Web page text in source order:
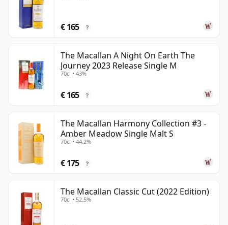
€ 165 ?
The Macallan A Night On Earth The
Journey 2023 Release Single M
70cl • 43%
€ 165 ?
The Macallan Harmony Collection #3 -
Amber Meadow Single Malt S
70cl • 44.2%
€ 175 ?
The Macallan Classic Cut (2022 Edition)
70cl • 52.5%